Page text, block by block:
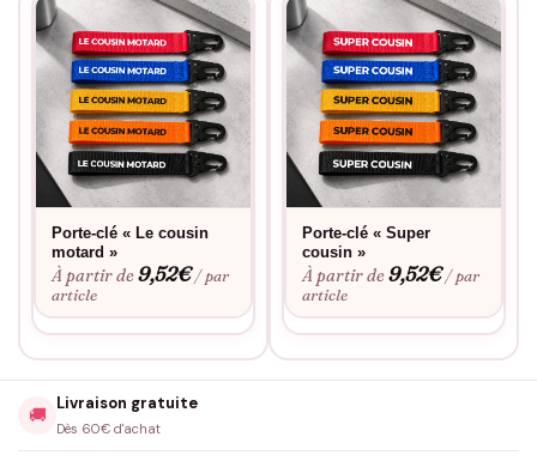
Porte-clé « Le cousin
motard »
À partir de9,52€ / par
article
Porte-clé « Super
cousin »
À partir de9,52€ / par
article
🚚
Livraison gratuite
Dès 60€ d'achat